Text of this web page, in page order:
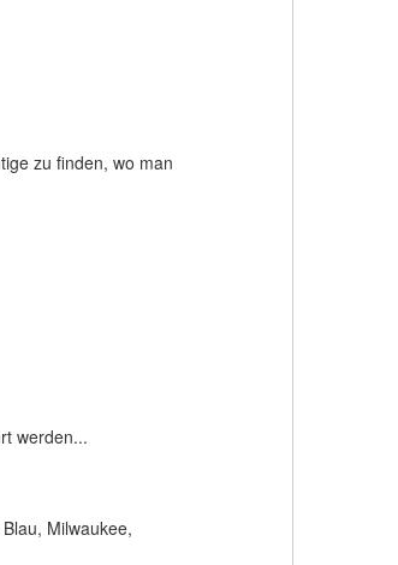
zu finden, wo man
werden...
Milwaukee,